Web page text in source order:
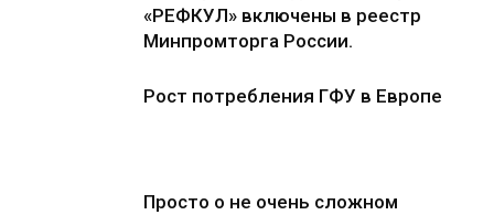
«РЕФКУЛ» включены в реестр
Минпромторга России.
Рост потребления ГФУ в Европе
Просто о не очень сложном